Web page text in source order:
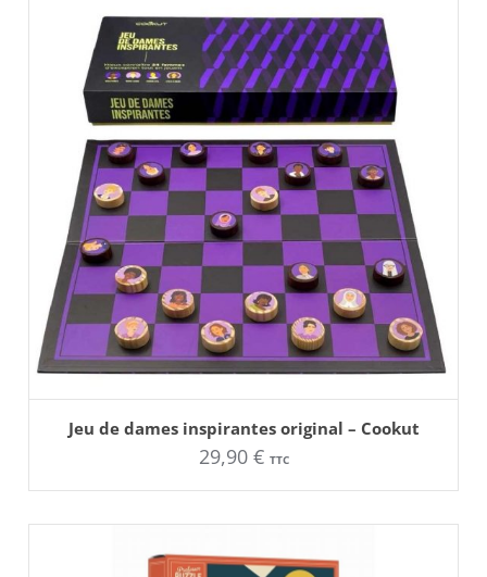
Jeu de dames inspirantes original – Cookut
29,90 € TTC